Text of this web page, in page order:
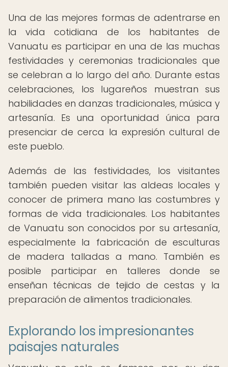
Una de las mejores formas de adentrarse en
la vida cotidiana de los habitantes de
Vanuatu es participar en una de las muchas
festividades y ceremonias tradicionales que
se celebran a lo largo del año. Durante estas
celebraciones, los lugareños muestran sus
habilidades en danzas tradicionales, música y
artesanía. Es una oportunidad única para
presenciar de cerca la expresión cultural de
este pueblo.
Además de las festividades, los visitantes
también pueden visitar las aldeas locales y
conocer de primera mano las costumbres y
formas de vida tradicionales. Los habitantes
de Vanuatu son conocidos por su artesanía,
especialmente la fabricación de esculturas
de madera talladas a mano. También es
posible participar en talleres donde se
enseñan técnicas de tejido de cestas y la
preparación de alimentos tradicionales.
Explorando los impresionantes
paisajes naturales